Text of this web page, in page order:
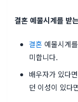
결혼 예물시계를 받
결혼 예물시계
미합니다.
배우자가 있다
던 이성이 있다